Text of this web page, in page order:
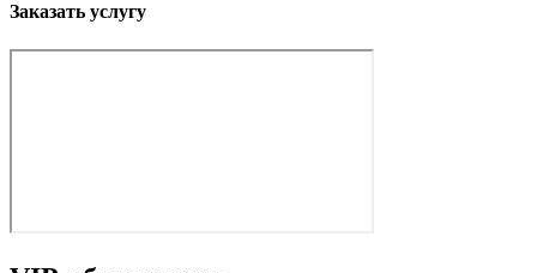
Заказать услугу